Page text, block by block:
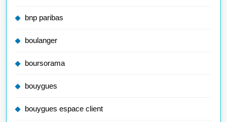
bnp paribas
boulanger
boursorama
bouygues
bouygues espace client